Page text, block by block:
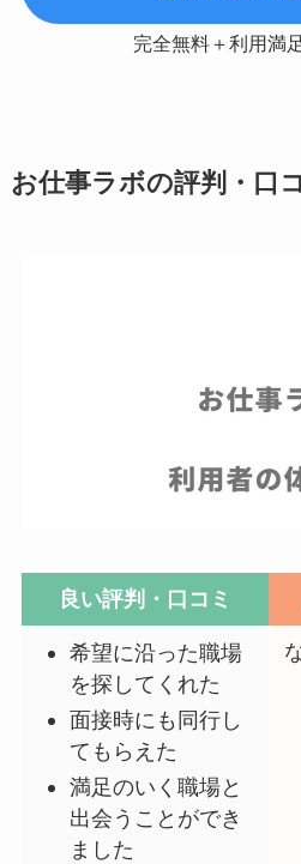
完全無料＋利用満
お仕事ラボの評判・口
良い評判・口コミ
希望に沿った職場
を探してくれた
面接時にも同行し
てもらえた
満足のいく職場と
出会うことができ
ました